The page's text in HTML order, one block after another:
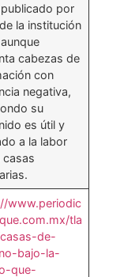
por
la institución
cabezas de
con
negativa,
su
es útil y
a la labor
casas
www.periodic
tla
de-
bajo-la-
que-